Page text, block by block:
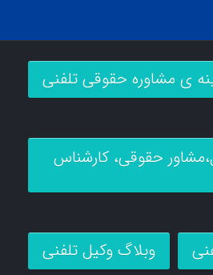
ی مشاوره حقوقی تلفنی
حقوقی، کارشناس
وبلاگ وکیل تلفنی